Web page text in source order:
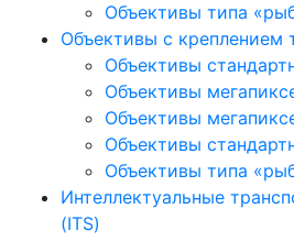
Объективы типа
Объективы с креплением
Объективы
Объективы
Объективы
Объективы
Объективы типа
Интеллектуальные
(ITS)